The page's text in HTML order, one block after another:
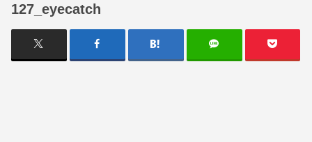
127_eyecatch